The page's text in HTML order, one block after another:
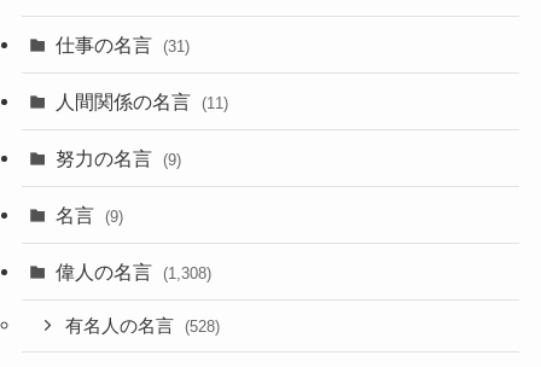
仕事の名言 (31)
人間関係の名言 (11)
努力の名言 (9)
名言 (9)
偉人の名言 (1,308)
有名人の名言 (528)